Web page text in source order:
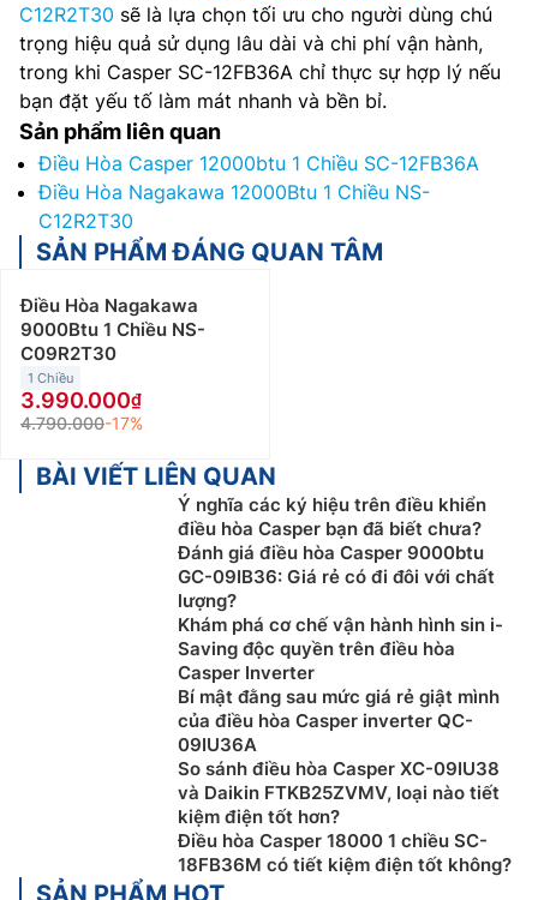
C12R2T30 sẽ là lựa chọn tối ưu cho người dùng chú
trọng hiệu quả sử dụng lâu dài và chi phí vận hành,
trong khi Casper SC-12FB36A chỉ thực sự hợp lý nếu
bạn đặt yếu tố làm mát nhanh và bền bỉ.
Sản phẩm liên quan
Điều Hòa Casper 12000btu 1 Chiều SC-12FB36A
Điều Hòa Nagakawa 12000Btu 1 Chiều NS-
C12R2T30
SẢN PHẨM ĐÁNG QUAN TÂM
Điều Hòa Nagakawa
9000Btu 1 Chiều NS-
C09R2T30
1 Chiều
3.990.000
4.790.000-17%
BÀI VIẾT LIÊN QUAN
Ý nghĩa các ký hiệu trên điều khiển
điều hòa Casper bạn đã biết chưa?
Đánh giá điều hòa Casper 9000btu
GC-09IB36: Giá rẻ có đi đôi với chất
lượng?
Khám phá cơ chế vận hành hình sin i-
Saving độc quyền trên điều hòa
Casper Inverter
Bí mật đằng sau mức giá rẻ giật mình
của điều hòa Casper inverter QC-
09IU36A
So sánh điều hòa Casper XC-09IU38
và Daikin FTKB25ZVMV, loại nào tiết
kiệm điện tốt hơn?
Điều hòa Casper 18000 1 chiều SC-
18FB36M có tiết kiệm điện tốt không?
SẢN PHẨM HOT